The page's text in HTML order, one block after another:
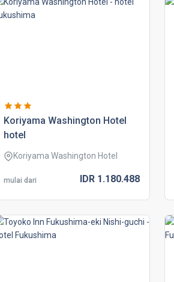
koriyama washington hotel
hotel
Koriyama Washington Hotel
mulai dari IDR 1.180.488